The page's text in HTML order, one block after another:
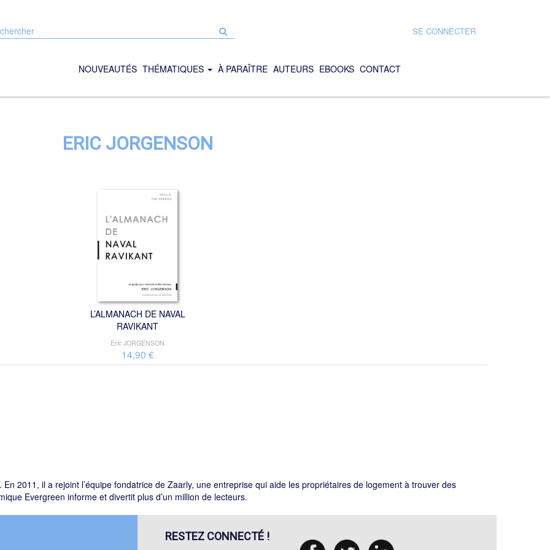
SE CONNECTER
NOUVEAUTÉS THÉMATIQUES À PARAÎTRE AUTEURS EBOOKS CONTACT
ERIC JORGENSON
L’ALMANACH DE NAVAL
RAVIKANT
Eric JORGENSON
14,90 €
2011, il a rejoint l’équipe fondatrice de Zaarly, une entreprise qui aide les propriétaires de logement à trouver des
Evergreen informe et divertit plus d’un million de lecteurs.
RESTEZ CONNECTÉ !